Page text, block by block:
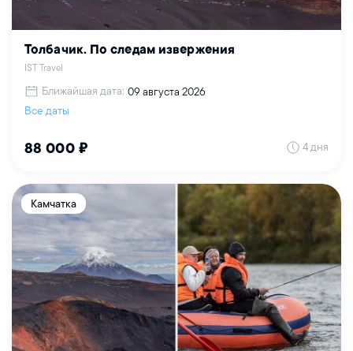
Толбачик. По следам извержения
IST Travel
Ближайшая дата: 09 августа 2026
Все даты
88 000 ₽ 4 дня
Камчатка